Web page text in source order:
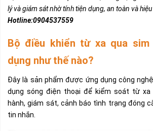
lý và giám sát nhờ tính tiện dụng, an toàn và hiệu
Hotline:0904537559
Bộ điều khiển từ xa qua
dụng như thế nào?
Đây là sản phẩm được ứng dụng công
dụng sóng điện thoại để kiểm soát từ xa
hành, giám sát, cảnh báo tình trạng đóng
tin nhắn.